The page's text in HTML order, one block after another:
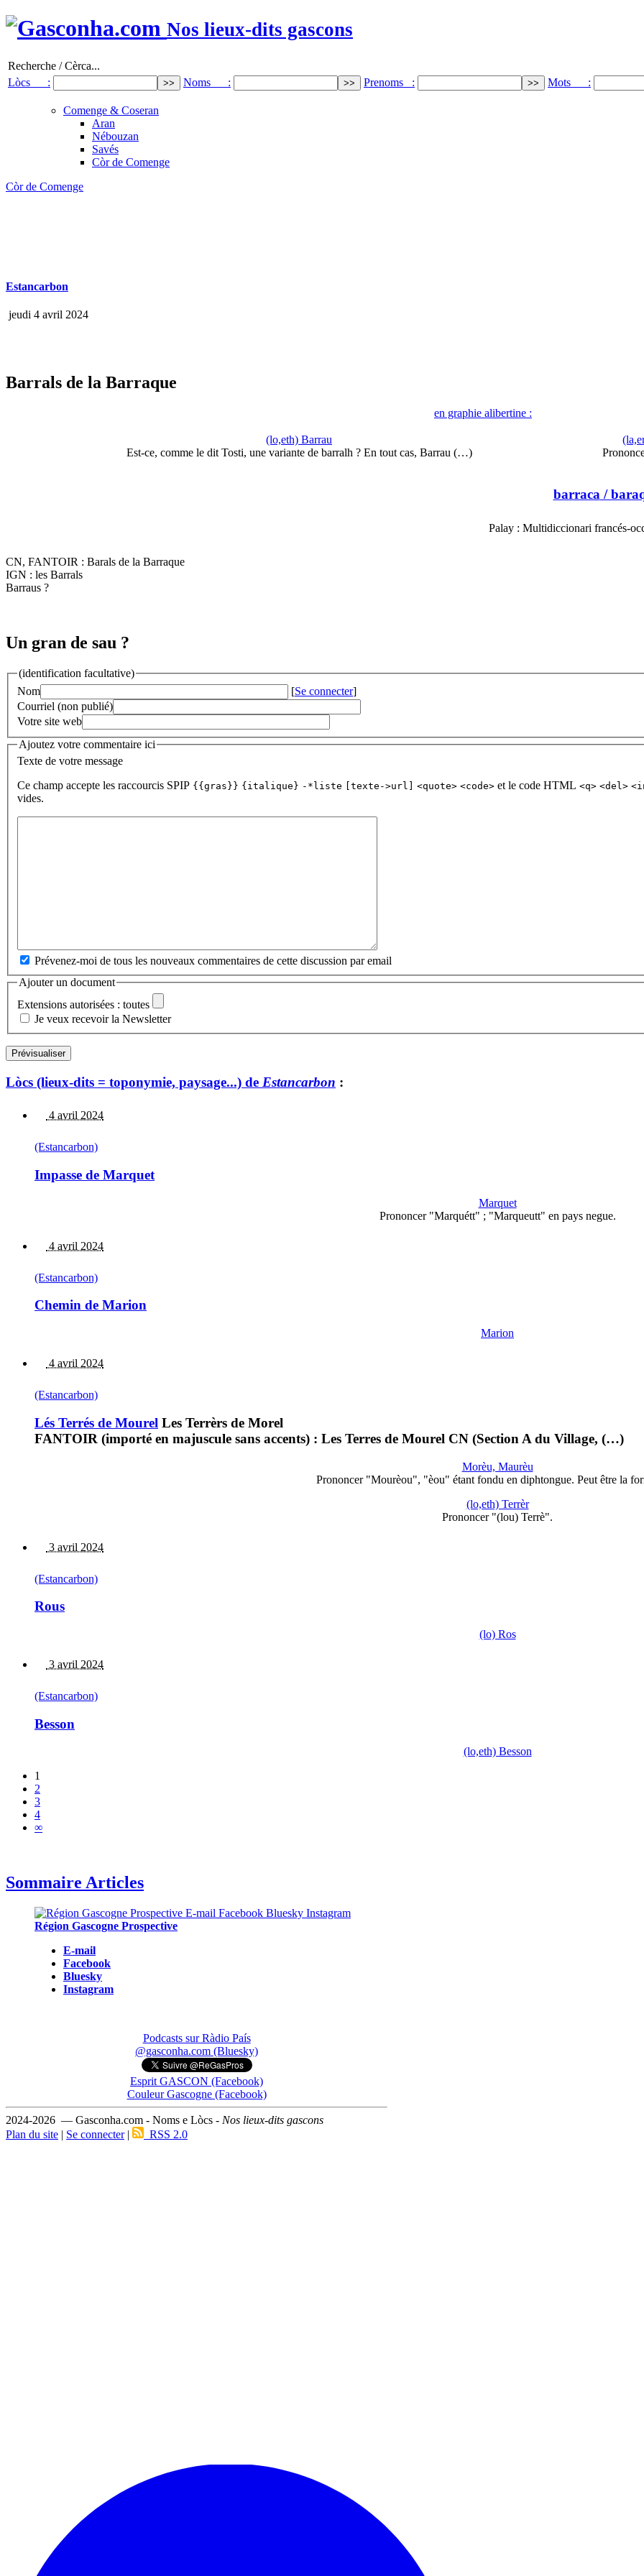
Nos lieux-dits gascons
Recherche / Cèrca...
Lòcs :
Noms : Prenoms : Mots :
Comenge & Coseran
Aran
Nébouzan
Savés
Còr de Comenge
Còr de Comenge
Estancarbon
jeudi 4 avril 2024
Barrals de la Barraque
en graphie alibertine :
(lo,eth) Barrau
Est-ce, comme le dit Tosti, une variante de barralh ? En tout cas, Barrau (…)
barraca /
Palay : Multidiccionari francés-
CN, FANTOIR : Barals de la Barraque
IGN : les Barrals
Barraus ?
Un gran de sau ?
(identification facultative)
Nom
[Se connecter]
Courriel (non publié)
Votre site web
Ajoutez votre commentaire ici
Texte de votre message
Ce champ accepte les raccourcis SPIP {{gras}} {italique} -*liste [texte->url] <quote> <code> et le code HTML <q> <del>
vides.
Prévenez-moi de tous les nouveaux commentaires de cette discussion par email
Ajouter un document
Extensions autorisées : toutes
Je veux recevoir la Newsletter
Lòcs (lieux-dits = toponymie, paysage...) de Estancarbon :
4 avril 2024
(Estancarbon)
Impasse de Marquet
Marquet
Prononcer "Marquétt" ; "Marqueutt" en pays negue.
4 avril 2024
(Estancarbon)
Chemin de Marion
Marion
4 avril 2024
(Estancarbon)
Lés Terrés de Mourel Les Terrèrs de Morel
FANTOIR (importé en majuscule sans accents) : Les Terres de Mourel CN (Section A du Village, (…)
Morèu, Maurèu
Prononcer "Mourèou", "èou" étant fondu en diphtongue. Peut être la
(lo,eth) Terrèr
Prononcer "(lou) Terrè".
3 avril 2024
(Estancarbon)
Rous
(lo) Ros
3 avril 2024
(Estancarbon)
Besson
(lo,eth) Besson
1
2
3
4
∞
Sommaire Articles
Région Gascogne Prospective
E-mail
Facebook
Bluesky
Instagram
Podcasts sur Ràdio País
@gasconha.com (Bluesky)
Esprit GASCON (Facebook)
Couleur Gascogne (Facebook)
2024-2026 — Gasconha.com - Noms e Lòcs - Nos lieux-dits gascons
Plan du site | Se connecter| RSS 2.0